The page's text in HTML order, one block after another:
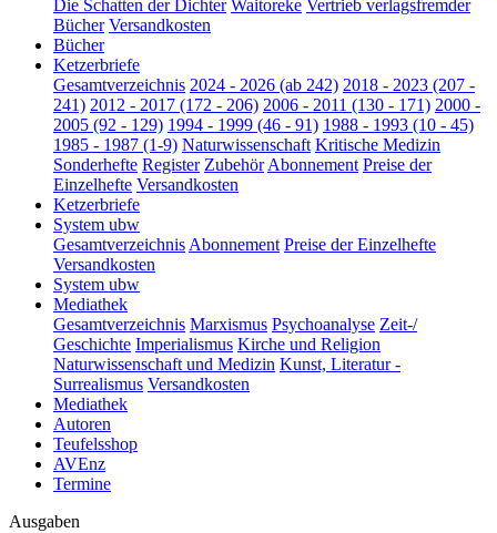
Die Schatten der Dichter Waitoreke Vertrieb verlagsfremder
Bücher Versandkosten
Bücher
Ketzerbriefe
Gesamtverzeichnis 2024 - 2026 (ab 242) 2018 - 2023 (207 -
241) 2012 - 2017 (172 - 206) 2006 - 2011 (130 - 171) 2000 -
2005 (92 - 129) 1994 - 1999 (46 - 91) 1988 - 1993 (10 - 45)
1985 - 1987 (1-9) Naturwissenschaft Kritische Medizin
Sonderhefte Register ZubehörAbonnement Preise der
Einzelhefte Versandkosten
Ketzerbriefe
System ubw
GesamtverzeichnisAbonnement Preise der Einzelhefte
Versandkosten
System ubw
Mediathek
Gesamtverzeichnis Marxismus Psychoanalyse Zeit-/
Geschichte Imperialismus Kirche und Religion
Naturwissenschaft und Medizin Kunst, Literatur -
Surrealismus Versandkosten
Mediathek
Autoren
Teufelsshop
AVEnz
Termine
Ausgaben